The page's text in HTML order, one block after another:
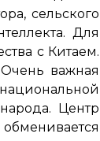
сельского
Для
с Китаем.
важная
Центр